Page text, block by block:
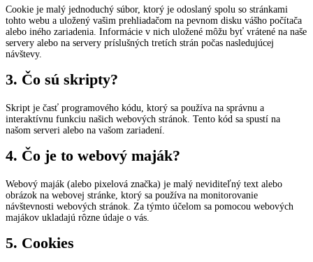
Cookie je malý jednoduchý súbor, ktorý je odoslaný spolu so stránkami
tohto webu a uložený vašim prehliadačom na pevnom disku vášho počítača
alebo iného zariadenia. Informácie v nich uložené môžu byť vrátené na naše
servery alebo na servery príslušných tretích strán počas nasledujúcej
návštevy.
3. Čo sú skripty?
Skript je časť programového kódu, ktorý sa používa na správnu a
interaktívnu funkciu našich webových stránok. Tento kód sa spustí na
našom serveri alebo na vašom zariadení.
4. Čo je to webový maják?
Webový maják (alebo pixelová značka) je malý neviditeľný text alebo
obrázok na webovej stránke, ktorý sa používa na monitorovanie
návštevnosti webových stránok. Za týmto účelom sa pomocou webových
majákov ukladajú rôzne údaje o vás.
5. Cookies